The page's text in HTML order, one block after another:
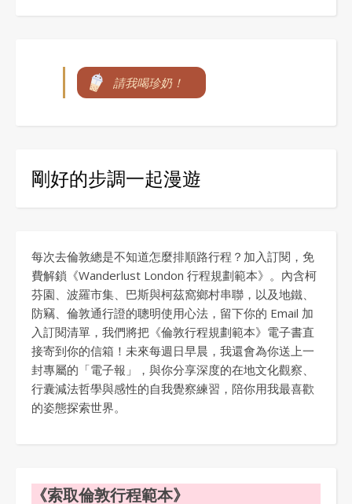
請我喝珍奶！
剛好的步調一起漫遊
每次去倫敦總是不知道怎麼排順路行程？加入訂閱，免
費解鎖《Wanderlust London 行程規劃範本》。內含柯
芬園、波羅市集、巴斯與柯茲窩鄉村串聯，以及地鐵、
防竊、倫敦通行證的聰明使用心法，留下你的 Email 加
入訂閱清單，我們將把《倫敦行程規劃範本》電子書直
接寄到你的信箱！未來每週日早晨，我還會為你送上一
封專屬的「電子報」，與你分享深度的在地文化觀察、
行囊減法哲學與感性的自我覺察練習，陪你用我最喜歡
的姿態探索世界。
《索取倫敦行程範本》